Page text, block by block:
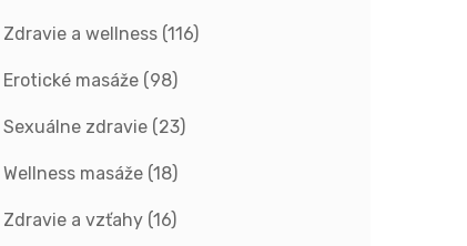
Zdravie a wellness (116)
Erotické masáže (98)
Sexuálne zdravie (23)
Wellness masáže (18)
Zdravie a vzťahy (16)